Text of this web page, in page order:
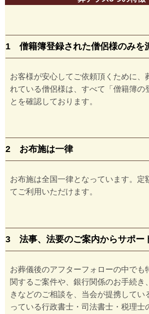
1 僧籍簿登録された僧侶様のみを
お客様が安心してご依頼頂くために、
れている僧侶様は、すべて「僧籍簿の
とを確認しております。
2 お布施は一律
お布施は全国一律となっています。定
てご利用いただけます。
3 法事、法要のご案内からサポー
お葬儀後のアフターフォローの中でも
関するご案件や、銀行関係のお手続き
きなどのご相談を、当会が提携してい
っている行政書士・司法書士・税理士